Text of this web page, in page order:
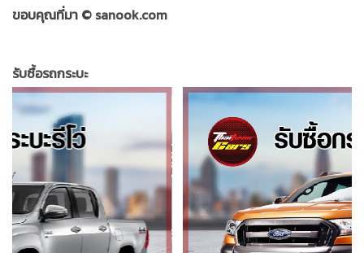
ขอบคุณที่มา © sanook.com
รับซื้อรถกระบะ